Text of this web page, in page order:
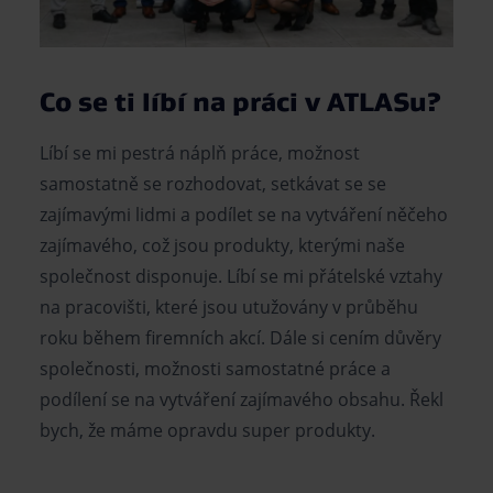
Co se ti líbí na práci v ATLASu?
Líbí se mi pestrá náplň práce, možnost
samostatně se rozhodovat, setkávat se se
zajímavými lidmi a podílet se na vytváření něčeho
zajímavého, což jsou produkty, kterými naše
společnost disponuje. Líbí se mi přátelské vztahy
na pracovišti, které jsou utužovány v průběhu
roku během firemních akcí. Dále si cením důvěry
společnosti, možnosti samostatné práce a
podílení se na vytváření zajímavého obsahu. Řekl
bych, že máme opravdu super produkty.